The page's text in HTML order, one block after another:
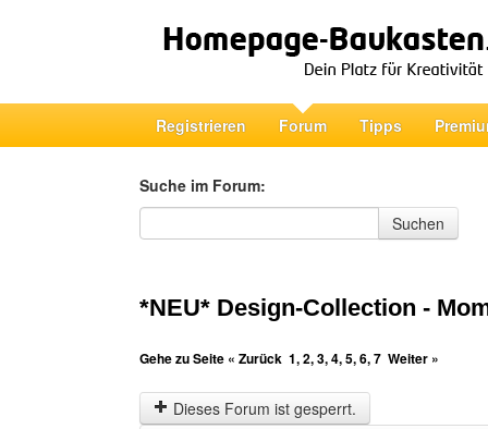
Registrieren Forum Tipps
Suche im Forum:
Suche im Forum
Suchen
*NEU* Design-Collection -
Gehe zu Seite « Zurück 1,2,3,4,5,6,7 Weiter »
Dieses Forum ist gesperrt.